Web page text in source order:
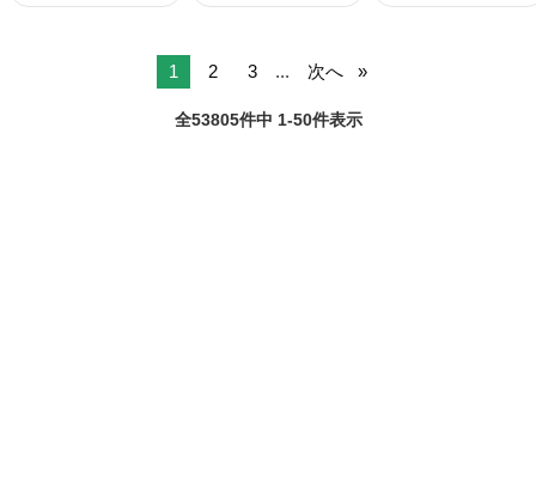
1 2 3 ... 次へ
全53805件中 1-50件表示